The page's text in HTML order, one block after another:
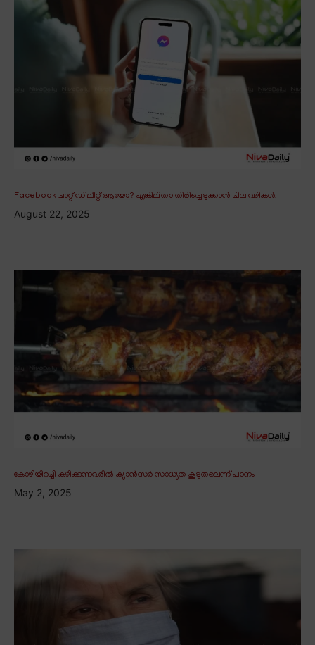
Facebook ചാറ്റ് ഡിലീറ്റ് ആയോ? എങ്കിലിതാ തിരിച്ചെടുക്കാൻ ചില വഴികൾ!
August 22, 2025
കോഴിയിറച്ചി കഴിക്കുന്നവരിൽ ക്യാൻസർ സാധ്യത കൂടുതലെന്ന് പഠനം
May 2, 2025